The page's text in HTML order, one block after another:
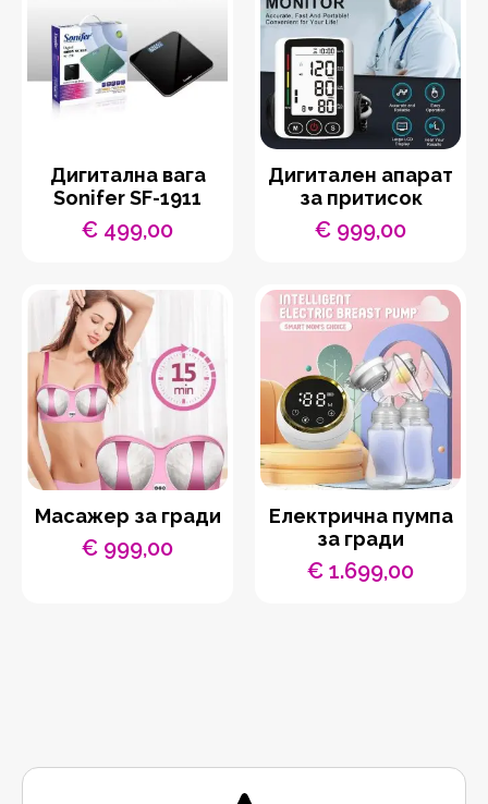
Дигитална вага
Sonifer SF-1911
€ 499,00
Дигитален апарат
за притисок
€ 999,00
Масажер за гради
€ 999,00
Електрична пумпа
за гради
€ 1.699,00